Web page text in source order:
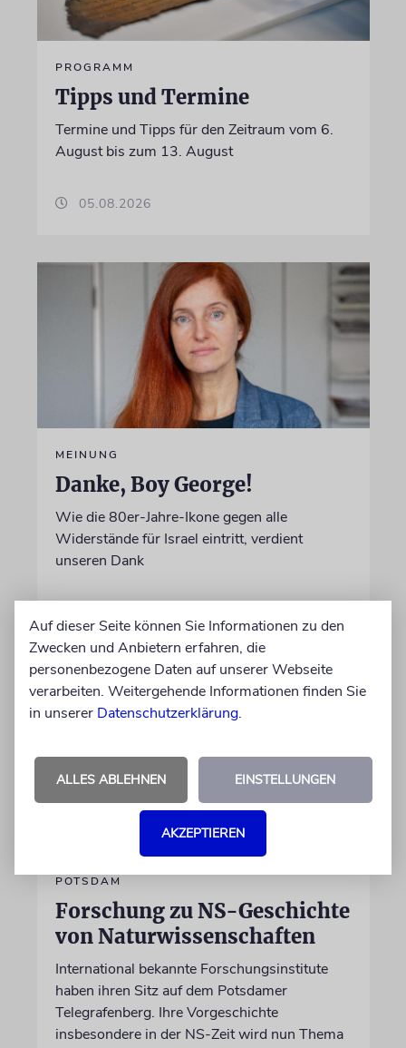
PROGRAMM
Tipps und Termine
Termine und Tipps für den Zeitraum vom 6.
August bis zum 13. August
05.08.2026
MEINUNG
Danke, Boy George!
Wie die 80er-Jahre-Ikone gegen alle
Widerstände für Israel eintritt, verdient
unseren Dank
05.08.2026
POTSDAM
Forschung zu NS-Geschichte
von Naturwissenschaften
International bekannte Forschungsinstitute
haben ihren Sitz auf dem Potsdamer
Telegrafenberg. Ihre Vorgeschichte
insbesondere in der NS-Zeit wird nun Thema
Auf dieser Seite können Sie Informationen zu den
Zwecken und Anbietern erfahren, die
personenbezogene Daten auf unserer Webseite
verarbeiten. Weitergehende Informationen finden Sie
in unserer Datenschutzerklärung.
ALLES ABLEHNEN EINSTELLUNGEN
AKZEPTIEREN